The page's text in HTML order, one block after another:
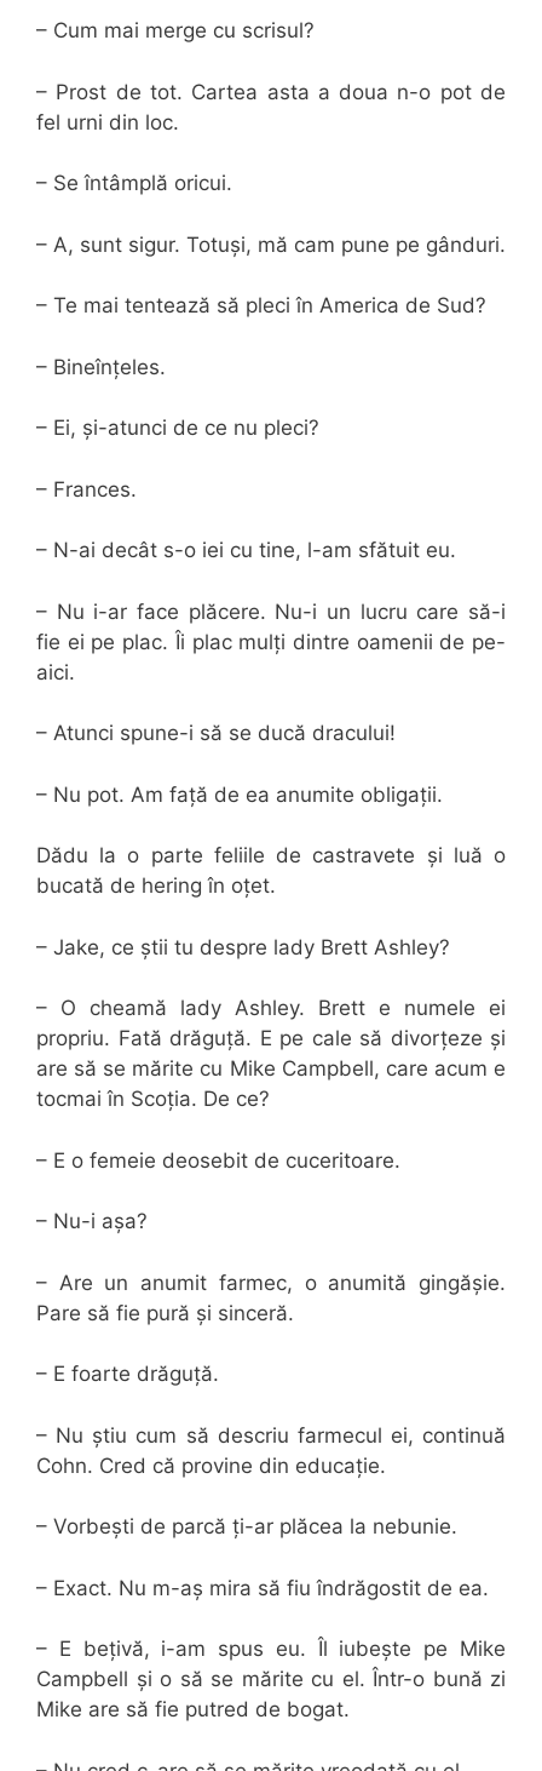
– Cum mai merge cu scrisul?
– Prost de tot. Cartea asta a doua n-o pot de
fel urni din loc.
– Se întâmplă oricui.
– A, sunt sigur. Totuși, mă cam pune pe gânduri.
– Te mai tentează să pleci în America de Sud?
– Bineînțeles.
– Ei, și-atunci de ce nu pleci?
– Frances.
– N-ai decât s-o iei cu tine, l-am sfătuit eu.
– Nu i-ar face plăcere. Nu-i un lucru care să-i
fie ei pe plac. Îi plac mulți dintre oamenii de pe-
aici.
– Atunci spune-i să se ducă dracului!
– Nu pot. Am față de ea anumite obligații.
Dădu la o parte feliile de castravete și luă o
bucată de hering în oțet.
– Jake, ce știi tu despre lady Brett Ashley?
– O cheamă lady Ashley. Brett e numele ei
propriu. Fată drăguță. E pe cale să divorțeze și
are să se mărite cu Mike Campbell, care acum e
tocmai în Scoția. De ce?
– E o femeie deosebit de cuceritoare.
– Nu-i așa?
– Are un anumit farmec, o anumită gingășie.
Pare să fie pură și sinceră.
– E foarte drăguță.
– Nu știu cum să descriu farmecul ei, continuă
Cohn. Cred că provine din educație.
– Vorbești de parcă ți-ar plăcea la nebunie.
– Exact. Nu m-aș mira să fiu îndrăgostit de ea.
– E bețivă, i-am spus eu. Îl iubește pe Mike
Campbell și o să se mărite cu el. Într-o bună zi
Mike are să fie putred de bogat.